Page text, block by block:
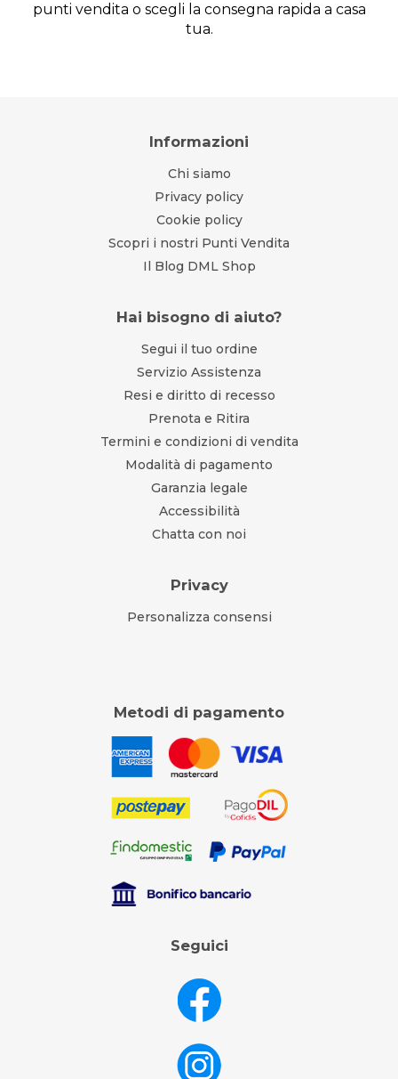
punti vendita o scegli la consegna rapida a casa
tua.
Informazioni
Chi siamo
Privacy policy
Cookie policy
Scopri i nostri Punti Vendita
Il Blog DML Shop
Hai bisogno di aiuto?
Segui il tuo ordine
Servizio Assistenza
Resi e diritto di recesso
Prenota e Ritira
Termini e condizioni di vendita
Modalità di pagamento
Garanzia legale
Accessibilità
Chatta con noi
Privacy
Personalizza consensi
Metodi di pagamento
Seguici